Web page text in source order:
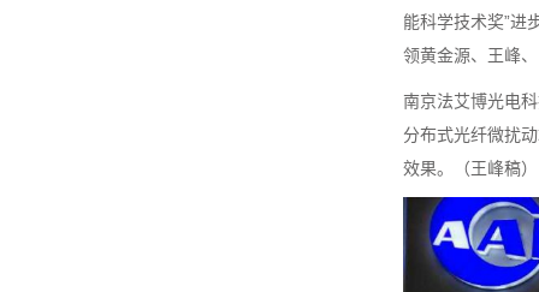
能科学技术奖”进
领黄金源、王峰
南京法艾博光电
分布式光纤微扰
效果。（王峰稿）